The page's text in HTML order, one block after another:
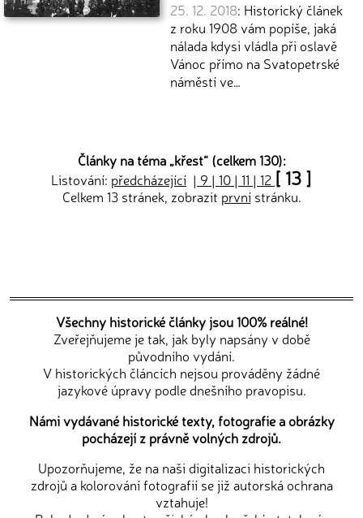
25. 12. 2018: Historický článek
z roku 1908 vám popíše, jaká
nálada kdysi vládla při oslavě
Vánoc přímo na Svatopetrské
náměstí ve…
Články na téma „křest“ (celkem 130):
Listování: předcházející | 9 | 10 | 11 | 12 [ 13 ]
Celkem 13 stránek, zobrazit prvnístránku.
Všechny historické články jsou 100% reálné!
Zveřejňujeme je tak, jak byly napsány v době
původního vydání.
V historických článcích nejsou prováděny žádné
jazykové úpravy podle dnešního pravopisu.
Námi vydávané historické texty, fotografie a obrázky
pocházejí z právně volných zdrojů.
Upozorňujeme, že na naši digitalizaci historických
zdrojů a kolorování fotografií se již autorská ochrana
vztahuje!